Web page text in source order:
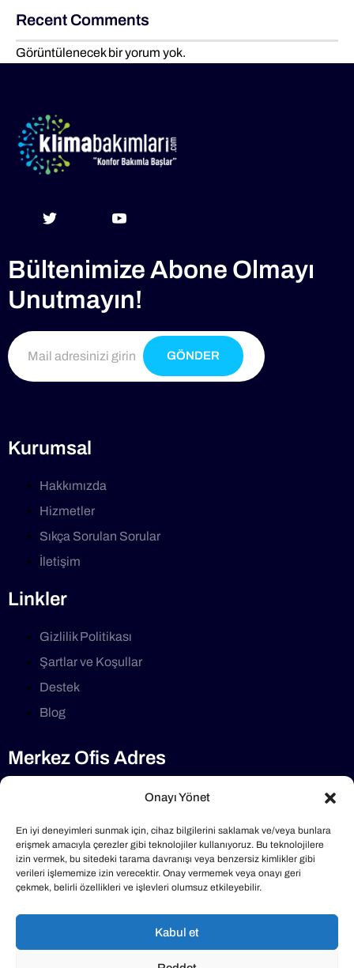
Onayı Yönet
En iyi deneyimleri sunmak için, cihaz bilgilerini saklamak ve/veya bunlara
erişmek amacıyla çerezler gibi teknolojiler kullanıyoruz. Bu teknolojilere
izin vermek, bu sitedeki tarama davranışı veya benzersiz kimlikler gibi
verileri işlememize izin verecektir. Onay vermemek veya onayı geri
çekmek, belirli özellikleri ve işlevleri olumsuz etkileyebilir.
Kabul et
Recent Comments
Görüntülenecek bir yorum yok.
Bültenimize Abone Olmayı
Unutmayın!
GÖNDER
Kurumsal
Hakkımızda
Hizmetler
Sıkça Sorulan Sorular
İletişim
Linkler
Gizlilik Politikası
Şartlar ve Koşullar
Destek
Blog
Merkez Ofis Adres
Selimdede Cd No:1/7 34782, Çekmeköy/İstanbul
Telefon
0216 640 40 47
Mail Adresimiz
info@klimabakimlari.com